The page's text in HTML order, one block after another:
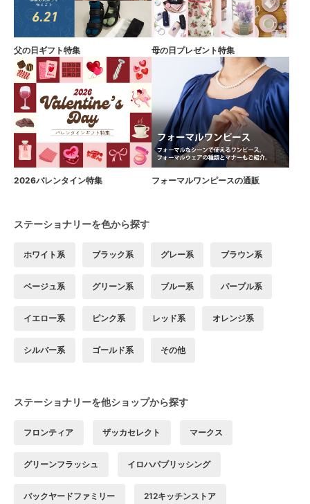
父の日ギフト特集 母の日プレゼント特集
2026バレンタイン特集 フォーマルワンピースの通販
ステーショナリーを色から探す
ホワイト系 ブラック系 グレー系 ブラウン系
ベージュ系 グリーン系 ブルー系 パープル系
イエロー系 ピンク系 レッド系 オレンジ系
シルバー系 ゴールド系 その他
ステーショナリーを他ショップから探す
フロンティア ザッカセレクト マークス
グリーンフラッシュ イロハパブリッシング
バックヤードファミリー 212キッチンストア